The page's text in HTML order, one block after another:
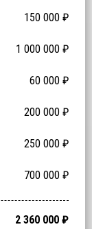
150 000 ₽
1 000 000 ₽
60 000 ₽
200 000 ₽
250 000 ₽
700 000 ₽
2 360 000 ₽